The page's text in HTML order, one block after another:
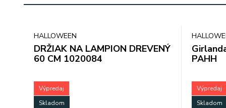
HALLOWEEN
DRŽIAK NA LAMPION DREVENÝ
60 CM 1020084
Výpredaj
Skladom
PAHH
Výpredaj
Skladom